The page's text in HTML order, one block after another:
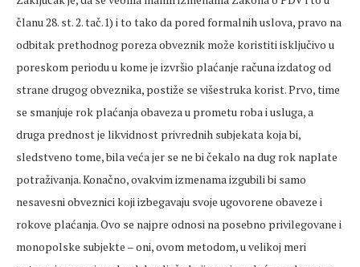
članu 28. st. 2. tač.1) i to tako da pored formalnih uslova, pravo na
odbitak prethodnog poreza obveznik može koristiti isključivo u
poreskom periodu u kome je izvršio plaćanje računa izdatog od
strane drugog obveznika, postiže se višestruka korist. Prvo, time
se smanjuje rok plaćanja obaveza u prometu roba i usluga, a
druga prednost je likvidnost privrednih subjekata koja bi,
sledstveno tome, bila veća jer se ne bi čekalo na dug rok naplate
potraživanja. Konačno, ovakvim izmenama izgubili bi samo
nesavesni obveznici koji izbegavaju svoje ugovorene obaveze i
rokove plaćanja. Ovo se najpre odnosi na posebno privilegovane i
monopolske subjekte – oni, ovom metodom, u velikoj meri